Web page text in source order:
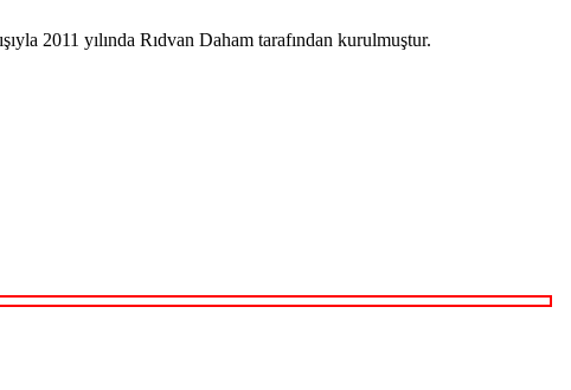
2011 yılında Rıdvan Daham tarafından kurulmuştur.